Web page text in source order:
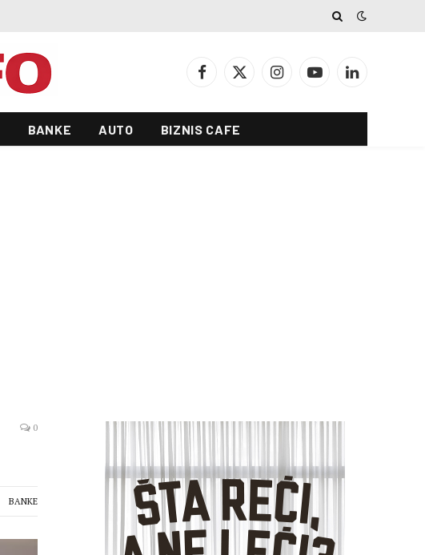
Facebook
X
InstagramYouTubeLinkedIn
BANKE AUTO BIZNIS CAFE
0
BANKE